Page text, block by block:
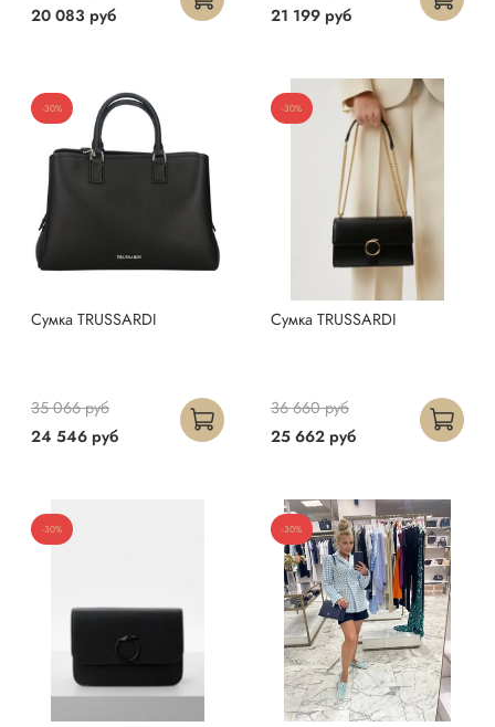
20 083 руб 21 199 руб
-30%
Сумка TRUSSARDI
24 546 руб
35 066 руб
-30%
Сумка TRUSSARDI
25 662 руб
36 660 руб
-30% -30%